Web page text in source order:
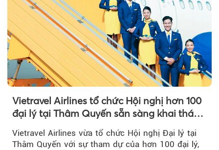
Vietravel Airlines tổ chức Hội nghị hơn 100
đại lý tại Thâm Quyến sẵn sàng khai thác
đường bay thẳng TP.HCM - Thâm Quyến
Vietravel Airlines vừa tổ chức Hội nghị Đại lý tại
Thâm Quyến với sự tham dự của hơn 100 đại lý,